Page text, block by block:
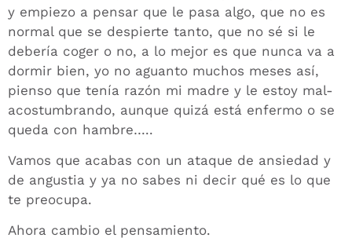
y empiezo a pensar que le pasa algo, que no es
normal que se despierte tanto, que no sé si le
debería coger o no, a lo mejor es que nunca va a
dormir bien, yo no aguanto muchos meses así,
pienso que tenía razón mi madre y le estoy mal-
acostumbrando, aunque quizá está enfermo o se
queda con hambre…..
Vamos que acabas con un ataque de ansiedad y
de angustia y ya no sabes ni decir qué es lo que
te preocupa.
Ahora cambio el pensamiento.